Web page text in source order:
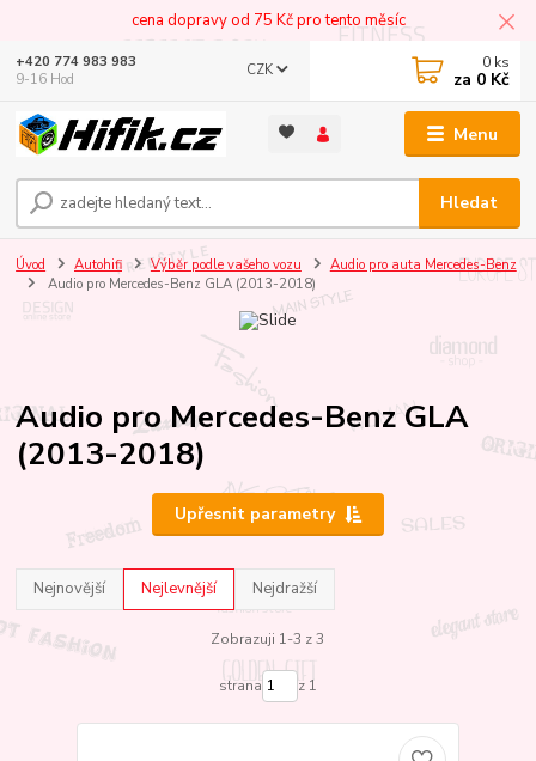
cena dopravy od 75 Kč pro tento měsíc
Menu
CZK
Hledat
+420 774 983 983
9-16 Hod
0 ks
za 0 Kč
Úvod Autohifi Výběr podle vašeho vozu
Audio pro auta Mercedes-Benz
Audio pro Mercedes-Benz GLA (2013-2018)
Audio pro Mercedes-Benz GLA
(2013-2018)
Upřesnit parametry
Nejnovější Nejlevnější Nejdražší
Zobrazuji 1-3 z 3
strana z 1